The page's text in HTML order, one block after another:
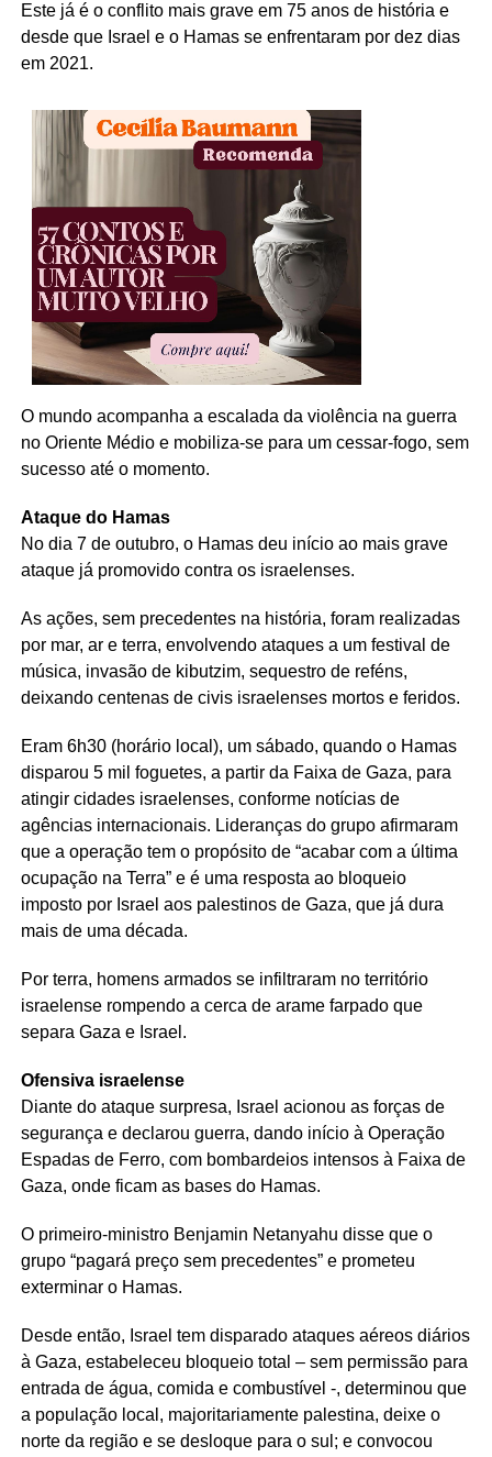
Este já é o conflito mais grave em 75 anos de história e
desde que Israel e o Hamas se enfrentaram por dez dias
em 2021.
O mundo acompanha a escalada da violência na guerra
no Oriente Médio e mobiliza-se para um cessar-fogo, sem
sucesso até o momento.
Ataque do Hamas
No dia 7 de outubro, o Hamas deu início ao mais grave
ataque já promovido contra os israelenses.
As ações, sem precedentes na história, foram realizadas
por mar, ar e terra, envolvendo ataques a um festival de
música, invasão de kibutzim, sequestro de reféns,
deixando centenas de civis israelenses mortos e feridos.
Eram 6h30 (horário local), um sábado, quando o Hamas
disparou 5 mil foguetes, a partir da Faixa de Gaza, para
atingir cidades israelenses, conforme notícias de
agências internacionais. Lideranças do grupo afirmaram
que a operação tem o propósito de “acabar com a última
ocupação na Terra” e é uma resposta ao bloqueio
imposto por Israel aos palestinos de Gaza, que já dura
mais de uma década.
Por terra, homens armados se infiltraram no território
israelense rompendo a cerca de arame farpado que
separa Gaza e Israel.
Ofensiva israelense
Diante do ataque surpresa, Israel acionou as forças de
segurança e declarou guerra, dando início à Operação
Espadas de Ferro, com bombardeios intensos à Faixa de
Gaza, onde ficam as bases do Hamas.
O primeiro-ministro Benjamin Netanyahu disse que o
grupo “pagará preço sem precedentes” e prometeu
exterminar o Hamas.
Desde então, Israel tem disparado ataques aéreos diários
à Gaza, estabeleceu bloqueio total – sem permissão para
entrada de água, comida e combustível -, determinou que
a população local, majoritariamente palestina, deixe o
norte da região e se desloque para o sul; e convocou